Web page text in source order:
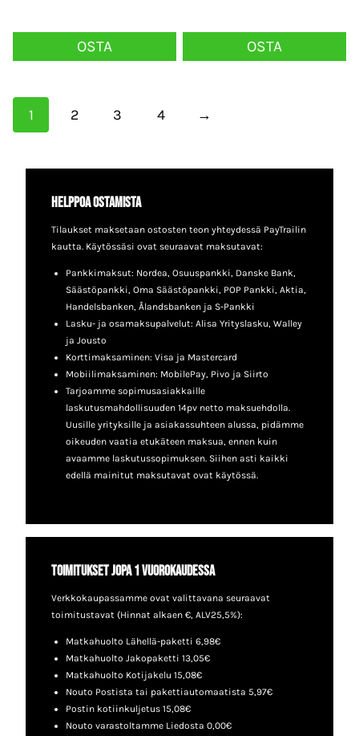
OSTA OSTA
1 2 3 4 →
Helppoa ostamista
Tilaukset maksetaan ostosten teon yhteydessä PayTrailin
kautta. Käytössäsi ovat seuraavat maksutavat:
Pankkimaksut: Nordea, Osuuspankki, Danske Bank,
Säästöpankki, Oma Säästöpankki, POP Pankki, Aktia,
Handelsbanken, Ålandsbanken ja S-Pankki
Lasku- ja osamaksupalvelut: Alisa Yrityslasku, Walley
ja Jousto
Korttimaksaminen: Visa ja Mastercard
Mobiilimaksaminen: MobilePay, Pivo ja Siirto
Tarjoamme sopimusasiakkaille
laskutusmahdollisuuden 14pv netto maksuehdolla.
Uusille yrityksille ja asiakassuhteen alussa, pidämme
oikeuden vaatia etukäteen maksua, ennen kuin
avaamme laskutussopimuksen. Siihen asti kaikki
edellä mainitut maksutavat ovat käytössä.
Toimitukset jopa 1 vuorokaudessa
Verkkokaupassamme ovat valittavana seuraavat
toimitustavat (Hinnat alkaen €, ALV25,5%):
Matkahuolto Lähellä-paketti 6,98€
Matkahuolto Jakopaketti 13,05€
Matkahuolto Kotijakelu 15,08€
Nouto Postista tai pakettiautomaatista 5,97€
Postin kotiinkuljetus 15,08€
Nouto varastoltamme Liedosta 0,00€